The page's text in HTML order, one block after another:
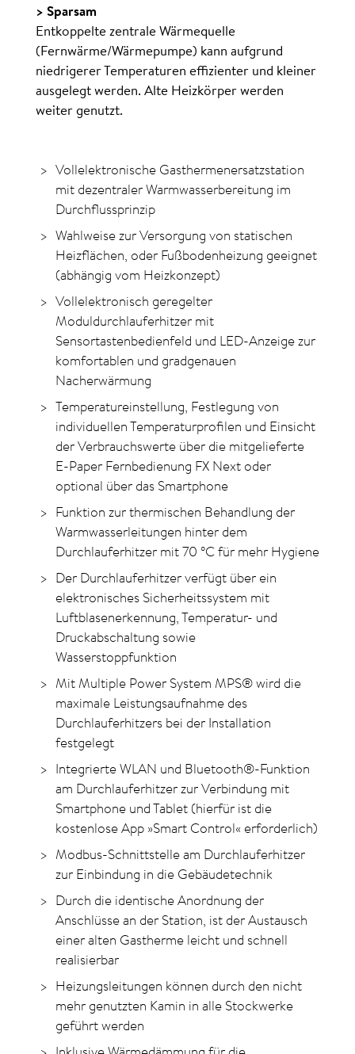
> Sparsam
Entkoppelte zentrale Wärmequelle
(Fernwärme/Wärmepumpe) kann aufgrund
niedrigerer Temperaturen effizienter und kleiner
ausgelegt werden. Alte Heizkörper werden
weiter genutzt.
Vollelektronische Gasthermenersatzstation
mit dezentraler Warmwasserbereitung im
Durchflussprinzip
Wahlweise zur Versorgung von statischen
Heizflächen, oder Fußbodenheizung geeignet
(abhängig vom Heizkonzept)
Vollelektronisch geregelter
Moduldurchlauferhitzer mit
Sensortastenbedienfeld und LED-Anzeige zur
komfortablen und gradgenauen
Nacherwärmung
Temperatureinstellung, Festlegung von
individuellen Temperaturprofilen und Einsicht
der Verbrauchswerte über die mitgelieferte
E-Paper Fernbedienung FX Next oder
optional über das Smartphone
Funktion zur thermischen Behandlung der
Warmwasserleitungen hinter dem
Durchlauferhitzer mit 70 °C für mehr Hygiene
Der Durchlauferhitzer verfügt über ein
elektronisches Sicherheitssystem mit
Luftblasenerkennung, Temperatur- und
Druckabschaltung sowie
Wasserstoppfunktion
Mit Multiple Power System MPS® wird die
maximale Leistungsaufnahme des
Durchlauferhitzers bei der Installation
festgelegt
Integrierte WLAN und Bluetooth®-Funktion
am Durchlauferhitzer zur Verbindung mit
Smartphone und Tablet (hierfür ist die
kostenlose App »Smart Control« erforderlich)
Modbus-Schnittstelle am Durchlauferhitzer
zur Einbindung in die Gebäudetechnik
Durch die identische Anordnung der
Anschlüsse an der Station, ist der Austausch
einer alten Gastherme leicht und schnell
realisierbar
Heizungsleitungen können durch den nicht
mehr genutzten Kamin in alle Stockwerke
geführt werden